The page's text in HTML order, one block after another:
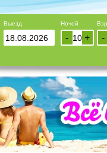
Выезд Ночей
+
- -